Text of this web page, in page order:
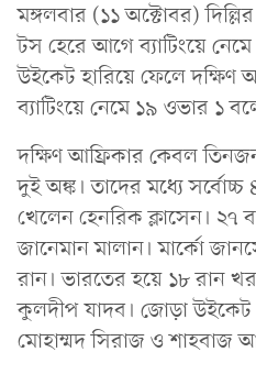
মঙ্গলবার (১১ অক্টোবর)
টস হেরে আগে ব্যাটিংয়ে
উইকেট হারিয়ে ফেলে দক্ষিণ
ব্যাটিংয়ে নেমে ১৯ ওভার ১
দক্ষিণ আফ্রিকার কেবল
দুই অঙ্ক। তাদের মধ্যে
খেলেন হেনরিক ক্লাসেন। ২৭
জানেমান মালান। মার্কো
রান। ভারতের হয়ে ১৮ রান
কুলদীপ যাদব। জোড়া উইকেট
মোহাম্মদ সিরাজ ও শাহবাজ